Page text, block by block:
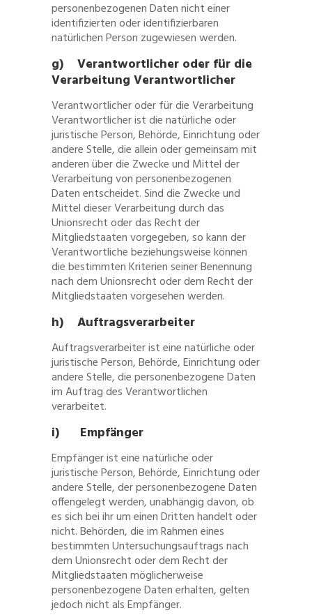
personenbezogenen Daten nicht einer
identifizierten oder identifizierbaren
natürlichen Person zugewiesen werden.
g) Verantwortlicher oder für die
Verarbeitung Verantwortlicher
Verantwortlicher oder für die Verarbeitung
Verantwortlicher ist die natürliche oder
juristische Person, Behörde, Einrichtung oder
andere Stelle, die allein oder gemeinsam mit
anderen über die Zwecke und Mittel der
Verarbeitung von personenbezogenen
Daten entscheidet. Sind die Zwecke und
Mittel dieser Verarbeitung durch das
Unionsrecht oder das Recht der
Mitgliedstaaten vorgegeben, so kann der
Verantwortliche beziehungsweise können
die bestimmten Kriterien seiner Benennung
nach dem Unionsrecht oder dem Recht der
Mitgliedstaaten vorgesehen werden.
h) Auftragsverarbeiter
Auftragsverarbeiter ist eine natürliche oder
juristische Person, Behörde, Einrichtung oder
andere Stelle, die personenbezogene Daten
im Auftrag des Verantwortlichen
verarbeitet.
i) Empfänger
Empfänger ist eine natürliche oder
juristische Person, Behörde, Einrichtung oder
andere Stelle, der personenbezogene Daten
offengelegt werden, unabhängig davon, ob
es sich bei ihr um einen Dritten handelt oder
nicht. Behörden, die im Rahmen eines
bestimmten Untersuchungsauftrags nach
dem Unionsrecht oder dem Recht der
Mitgliedstaaten möglicherweise
personenbezogene Daten erhalten, gelten
jedoch nicht als Empfänger.